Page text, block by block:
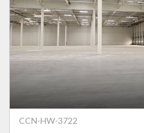
CCN-HW-3722